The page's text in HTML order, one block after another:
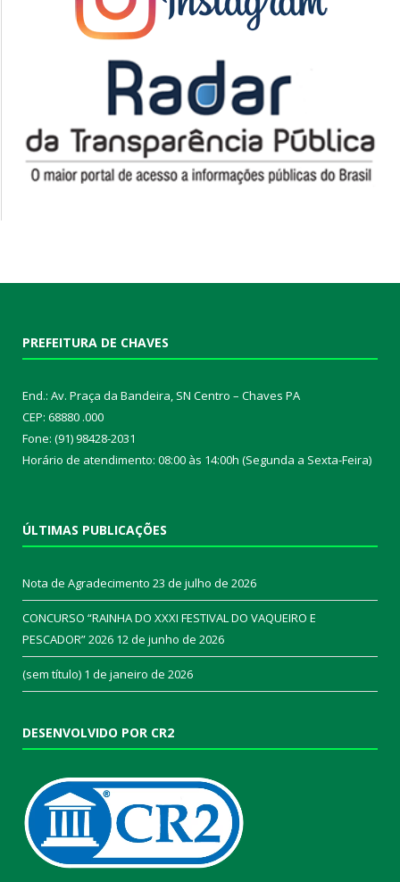
PREFEITURA DE CHAVES
End.: Av. Praça da Bandeira, SN Centro – Chaves PA
CEP: 68880 .000
Fone: (91) 98428-2031
Horário de atendimento: 08:00 às 14:00h (Segunda a Sexta-Feira)
ÚLTIMAS PUBLICAÇÕES
Nota de Agradecimento 23 de julho de 2026
CONCURSO “RAINHA DO XXXI FESTIVAL DO VAQUEIRO E
PESCADOR” 2026 12 de junho de 2026
(sem título) 1 de janeiro de 2026
DESENVOLVIDO POR CR2